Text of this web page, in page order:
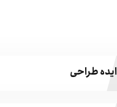
ایده طراحی